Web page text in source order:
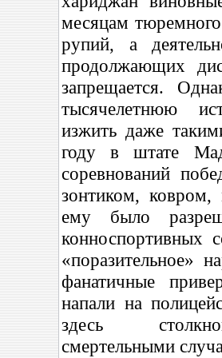
месяцам
рупий, а
продолжающих
запрещается.
тысячелетнюю
изжить даже
году в штате
соревнований
зонтиком,
ему было
конноспортивных
«поразительное»
фанатичные
напали на
здесь
смертельными